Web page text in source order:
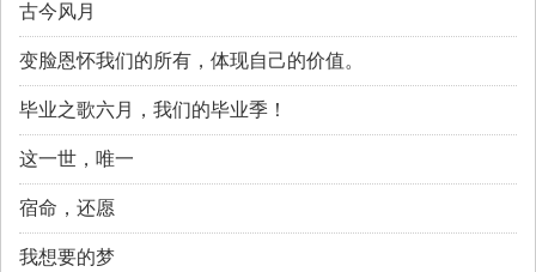
古今风月
变脸恩怀我们的所有，体现自己的价值。
毕业之歌六月，我们的毕业季！
这一世，唯一
宿命，还愿
我想要的梦